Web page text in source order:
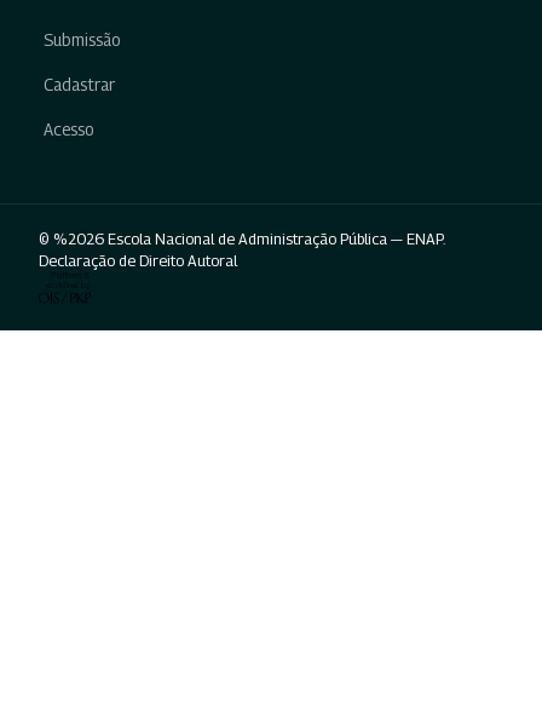
Submissão
Cadastrar
Acesso
© %2026 Escola Nacional de Administração Pública — ENAP.
Declaração de Direito Autoral